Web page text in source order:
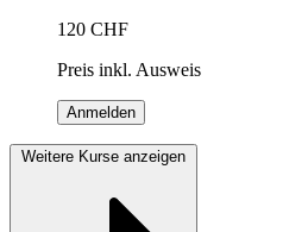
120 CHF
Preis inkl. Ausweis
Anmelden
Weitere Kurse anzeigen